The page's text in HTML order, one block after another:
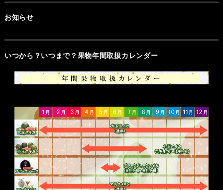
お知らせ
いつから？いつまで？果物年間取扱カレンダー